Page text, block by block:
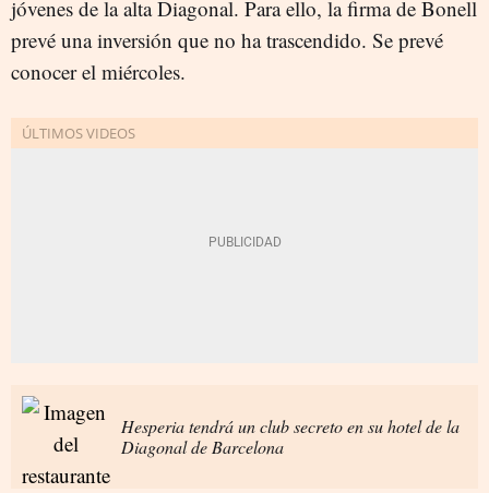
jóvenes de la alta Diagonal. Para ello, la firma de Bonell
prevé una inversión que no ha trascendido. Se prevé
conocer el miércoles.
Hesperia tendrá un club secreto en su hotel de la
Diagonal de Barcelona